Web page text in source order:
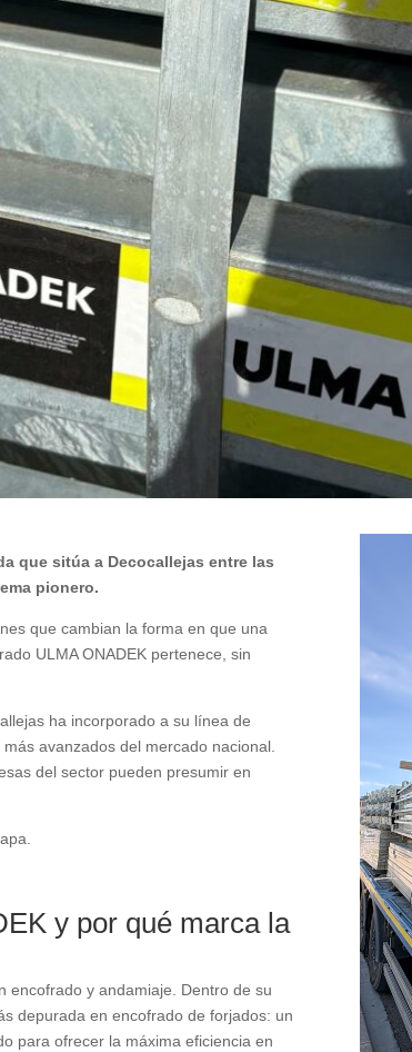
que sitúa a Decocallejas entre las
pionero.
que cambian la forma en que una
ULMA ONADEK pertenece, sin
ha incorporado a su línea de
avanzados del mercado nacional.
del sector pueden presumir en
y por qué marca la
encofrado y andamiaje. Dentro de su
depurada en encofrado de forjados: un
para ofrecer la máxima eficiencia en